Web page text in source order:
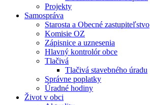
Projekty
Samospráva
Starosta a Obecné zastupiteľstvo
Komisie OZ
Zápisnice a uznesenia
Hlavný kontrolór obce
Tlačivá
Tlačivá stavebného úradu
Správne poplatky
Úradné hodiny
Život v obci